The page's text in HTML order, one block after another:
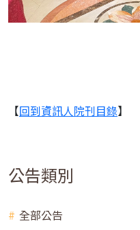
【回到資訊人院刊目錄】
公告類別
全部公告